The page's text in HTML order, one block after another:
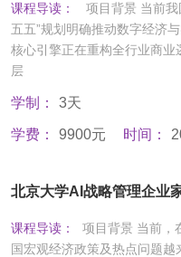
课程导读：
项目背景 当前我
五五”规划明确推动数字经济
核心引擎正在重构全行业商
层
学制： 3天
学费： 9900元 时间：
北京大学AI战略管理企业
课程导读：
项目背景 当前，
国宏观经济政策及热点问题